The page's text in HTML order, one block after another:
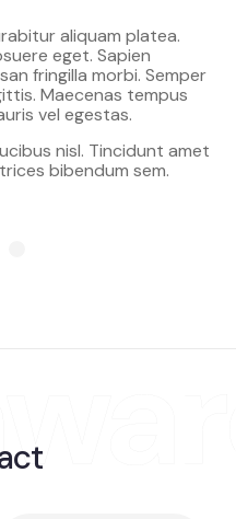
aliquam platea.
eget. Sapien
fringilla morbi. Semper
Maecenas tempus
vel egestas.
nisl. Tincidunt amet
bibendum sem.